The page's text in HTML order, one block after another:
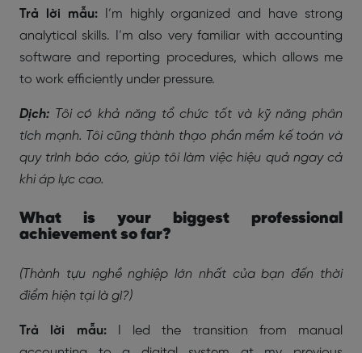
Trả lời mẫu:I’m highly organized and have strong
analytical skills. I’m also very familiar with accounting
software and reporting procedures, which allows me
to work efficiently under pressure.
Dịch: Tôi có khả năng tổ chức tốt và kỹ năng phân
tích mạnh. Tôi cũng thành thạo phần mềm kế toán và
quy trình báo cáo, giúp tôi làm việc hiệu quả ngay cả
khi áp lực cao.
What is your biggest professional
achievement so far?
(Thành tựu nghề nghiệp lớn nhất của bạn đến thời
điểm hiện tại là gì?)
Trả lời mẫu:I led the transition from manual